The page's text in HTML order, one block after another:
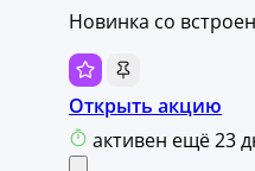
Новинка со
Открыть акцию
активен ещё 23